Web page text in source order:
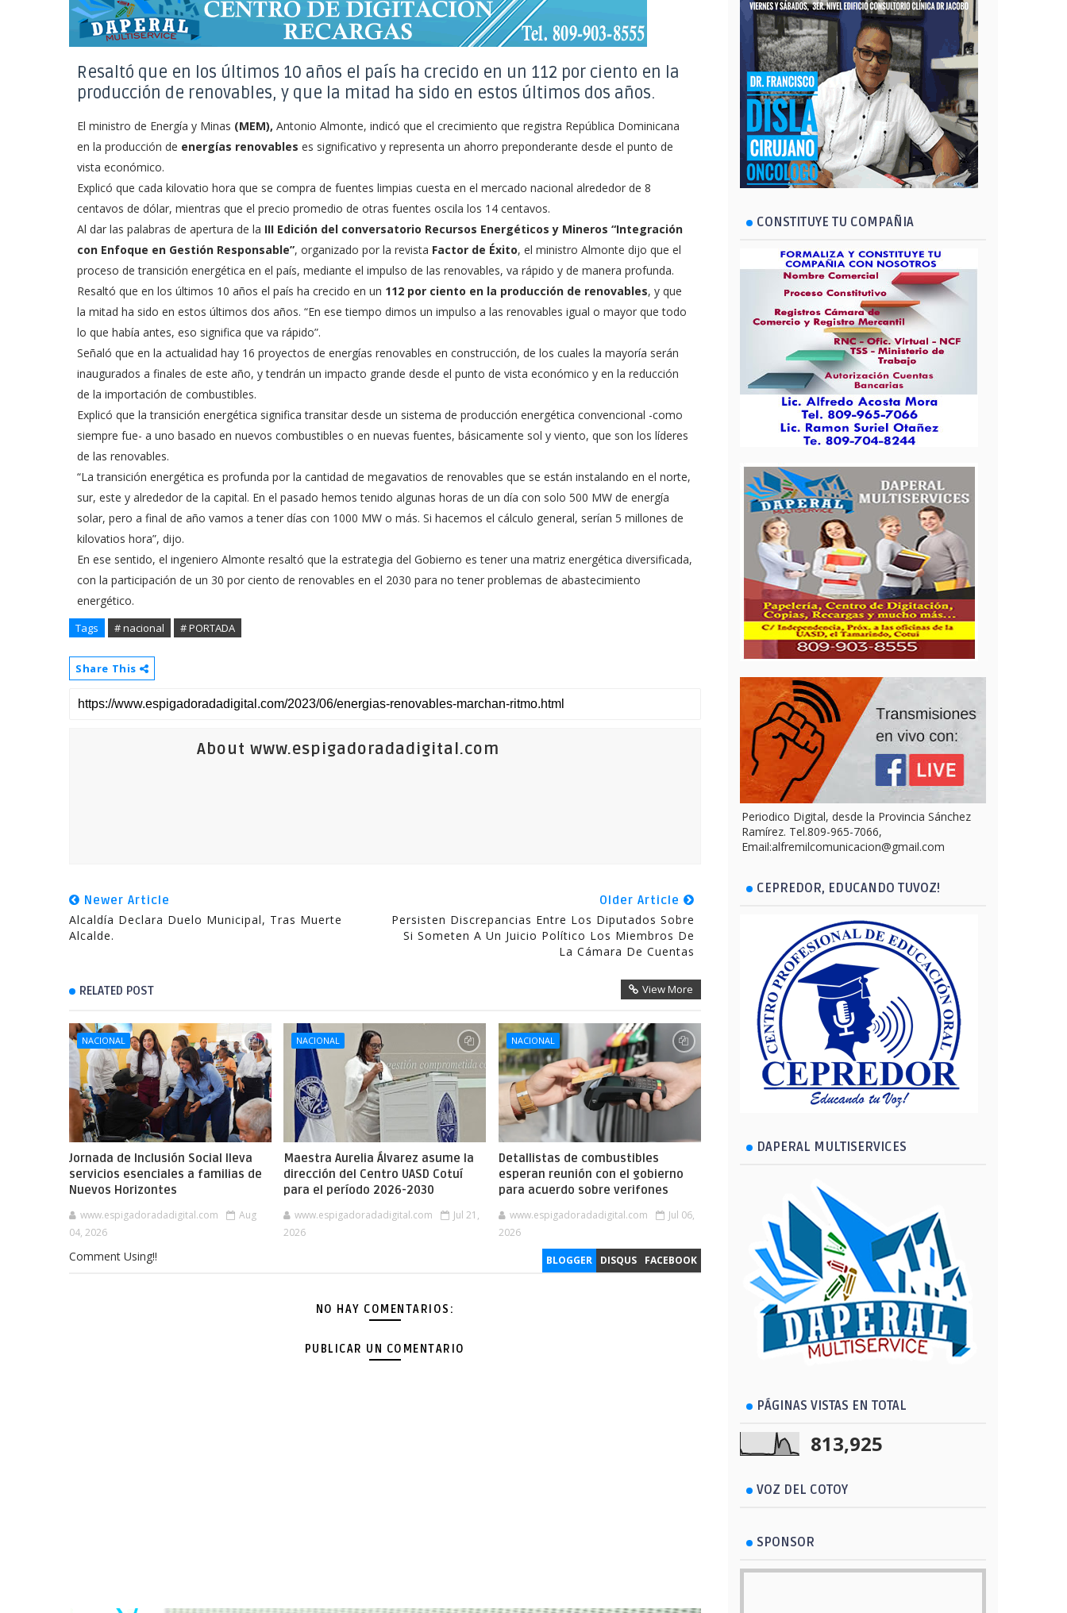
Resaltó que en los últimos 10 años el país ha crecido en un 112 por ciento en la
producción de renovables, y que la mitad ha sido en estos últimos dos años.
El ministro de Energía y Minas (MEM), Antonio Almonte, indicó que el crecimiento que registra República Dominicana
en la producción de energías renovables es significativo y representa un ahorro preponderante desde el punto de
vista económico.
Explicó que cada kilovatio hora que se compra de fuentes limpias cuesta en el mercado nacional alrededor de 8
centavos de dólar, mientras que el precio promedio de otras fuentes oscila los 14 centavos.
Al dar las palabras de apertura de la III Edición del conversatorio Recursos Energéticos y Mineros “Integración
con Enfoque en Gestión Responsable”, organizado por la revista Factor de Éxito, el ministro Almonte dijo que el
proceso de transición energética en el país, mediante el impulso de las renovables, va rápido y de manera profunda.
Resaltó que en los últimos 10 años el país ha crecido en un 112 por ciento en la producción de renovables, y que
la mitad ha sido en estos últimos dos años. “En ese tiempo dimos un impulso a las renovables igual o mayor que todo
lo que había antes, eso significa que va rápido”.
Señaló que en la actualidad hay 16 proyectos de energías renovables en construcción, de los cuales la mayoría serán
inaugurados a finales de este año, y tendrán un impacto grande desde el punto de vista económico y en la reducción
de la importación de combustibles.
Explicó que la transición energética significa transitar desde un sistema de producción energética convencional -como
siempre fue- a uno basado en nuevos combustibles o en nuevas fuentes, básicamente sol y viento, que son los líderes
de las renovables.
“La transición energética es profunda por la cantidad de megavatios de renovables que se están instalando en el norte,
sur, este y alrededor de la capital. En el pasado hemos tenido algunas horas de un día con solo 500 MW de energía
solar, pero a final de año vamos a tener días con 1000 MW o más. Si hacemos el cálculo general, serían 5 millones de
kilovatios hora”, dijo.
En ese sentido, el ingeniero Almonte resaltó que la estrategia del Gobierno es tener una matriz energética diversificada,
con la participación de un 30 por ciento de renovables en el 2030 para no tener problemas de abastecimiento
energético.
Tags # nacional # PORTADA
Share This
About www.espigadoradadigital.com
Newer Article
Alcaldía Declara Duelo Municipal, Tras Muerte
Alcalde.
Older Article
Persisten Discrepancias Entre Los Diputados Sobre
Si Someten A Un Juicio Político Los Miembros De
La Cámara De Cuentas
RELATED POST View More
NACIONAL
Jornada de Inclusión Social lleva
servicios esenciales a familias de
Nuevos Horizontes
www.espigadoradadigital.com
Aug
04, 2026
NACIONAL
Maestra Aurelia Álvarez asume la
dirección del Centro UASD Cotuí
para el período 2026-2030
www.espigadoradadigital.com
Jul 21,
2026
NACIONAL
Detallistas de combustibles
esperan reunión con el gobierno
para acuerdo sobre verifones
www.espigadoradadigital.com
Jul 06,
2026
BLOGGER DISQUS FACEBOOK
Comment Using!!
NO HAY COMENTARIOS:
PUBLICAR UN COMENTARIO
CONSTITUYE TU COMPAÑIA
Periodico Digital, desde la Provincia Sánchez
Ramírez. Tel.809-965-7066,
Email:alfremilcomunicacion@gmail.com
CEPREDOR, EDUCANDO TUVOZ!
DAPERAL MULTISERVICES
PÁGINAS VISTAS EN TOTAL
813,925
VOZ DEL COTOY
SPONSOR